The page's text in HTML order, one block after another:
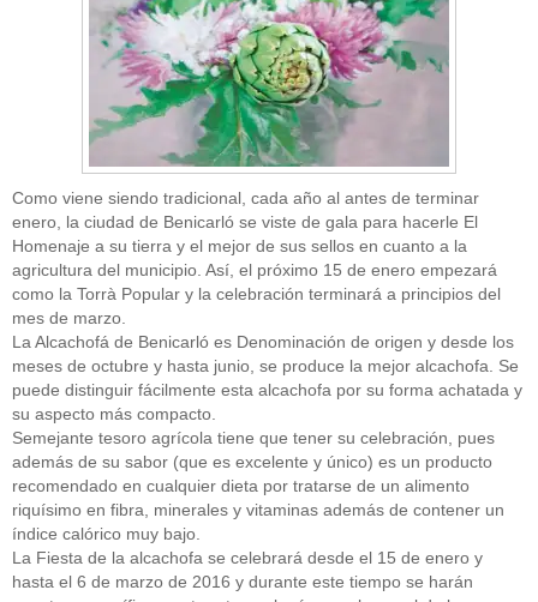
Como viene siendo tradicional, cada año al antes de terminar
enero, la ciudad de Benicarló se viste de gala para hacerle El
Homenaje a su tierra y el mejor de sus sellos en cuanto a la
agricultura del municipio. Así, el próximo 15 de enero empezará
como la Torrà Popular y la celebración terminará a principios del
mes de marzo.
La Alcachofá de Benicarló es Denominación de origen y desde los
meses de octubre y hasta junio, se produce la mejor alcachofa. Se
puede distinguir fácilmente esta alcachofa por su forma achatada y
su aspecto más compacto.
Semejante tesoro agrícola tiene que tener su celebración, pues
además de su sabor (que es excelente y único) es un producto
recomendado en cualquier dieta por tratarse de un alimento
riquísimo en fibra, minerales y vitaminas además de contener un
índice calórico muy bajo.
La Fiesta de la alcachofa se celebrará desde el 15 de enero y
hasta el 6 de marzo de 2016 y durante este tiempo se harán